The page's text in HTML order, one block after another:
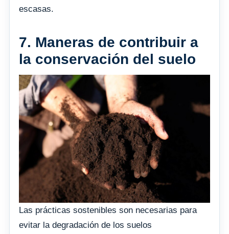
escasas.
7. Maneras de contribuir a
la conservación del suelo
Las prácticas sostenibles son necesarias para
evitar la degradación de los suelos